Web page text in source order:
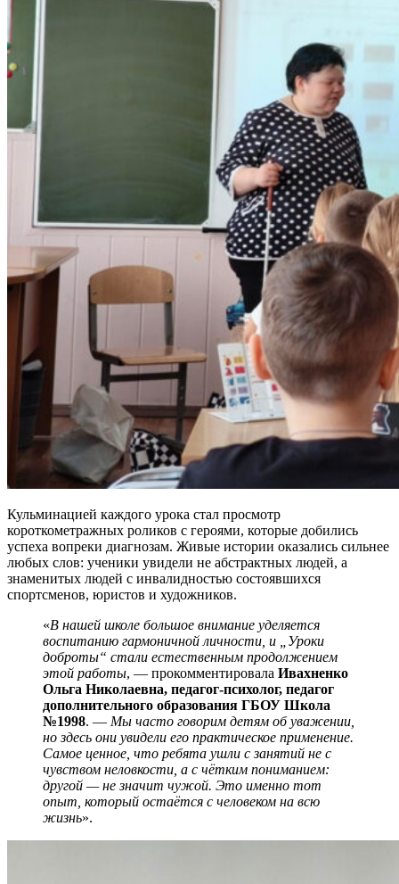
Кульминацией каждого урока стал просмотр
короткометражных роликов с героями, которые добились
успеха вопреки диагнозам. Живые истории оказались сильнее
любых слов: ученики увидели не абстрактных людей, а
знаменитых людей с инвалидностью состоявшихся
спортсменов, юристов и художников.
«В нашей школе большое внимание уделяется
воспитанию гармоничной личности, и „Уроки
доброты“ стали естественным продолжением
этой работы, — прокомментировала Ивахненко
Ольга Николаевна, педагог-психолог, педагог
дополнительного образования ГБОУ Школа
№1998. — Мы часто говорим детям об уважении,
но здесь они увидели его практическое применение.
Самое ценное, что ребята ушли с занятий не с
чувством неловкости, а с чётким пониманием:
другой — не значит чужой. Это именно тот
опыт, который остаётся с человеком на всю
жизнь».